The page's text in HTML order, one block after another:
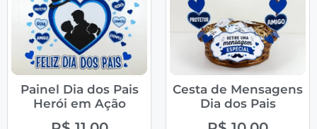
Painel Dia dos Pais
Herói em Ação
Cesta de Mensagens
Dia dos Pais